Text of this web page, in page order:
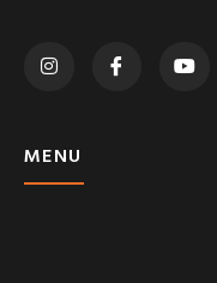
MENU